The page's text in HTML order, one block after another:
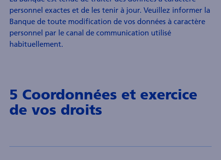
personnel exactes et de les tenir à jour. Veuillez informer la
Banque de toute modification de vos données à caractère
personnel par le canal de communication utilisé
habituellement.
5 Coordonnées et exercice
de vos droits